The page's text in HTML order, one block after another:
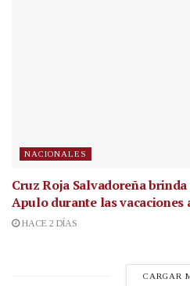
NACIONALES
Cruz Roja Salvadoreña brinda
Apulo durante las vacaciones
HACE 2 DÍAS
CARGAR